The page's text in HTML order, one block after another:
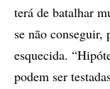
terá de batalhar
se não conseguir,
esquecida.
podem ser